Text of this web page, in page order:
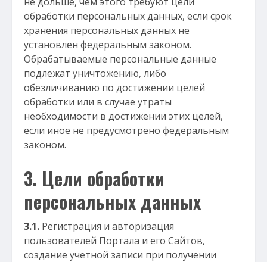
обработки персональных данных, если срок
хранения персональных данных не
установлен федеральным законом.
Обрабатываемые персональные данные
подлежат уничтожению, либо
обезличиванию по достижении целей
обработки или в случае утраты
необходимости в достижении этих целей,
если иное не предусмотрено федеральным
законом.
3. Цели обработки
персональных данных
3.1. Регистрация и авторизация
пользователей Портала и его Сайтов,
создание учетной записи при получении